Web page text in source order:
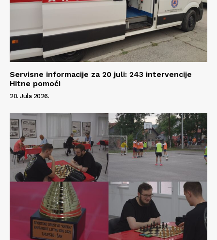
Servisne informacije za 20 juli: 243 intervencije
Hitne pomoći
20. Jula 2026.